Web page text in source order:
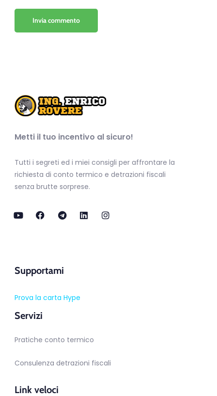
Metti il tuo incentivo al sicuro!
Tutti i segreti ed i miei consigli per affrontare la
richiesta di conto termico e detrazioni fiscali
senza brutte sorprese.
Supportami
Prova la carta Hype
Servizi
Pratiche conto termico
Consulenza detrazioni fiscali
Link veloci